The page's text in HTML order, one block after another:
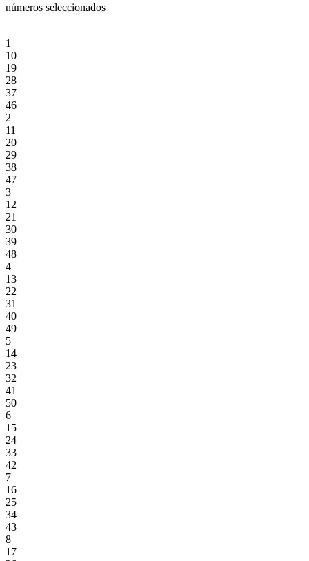
números seleccionados
1
10
19
28
37
46
2
11
20
29
38
47
3
12
21
30
39
48
4
13
22
31
40
49
5
14
23
32
41
50
6
15
24
33
42
7
16
25
34
43
8
17